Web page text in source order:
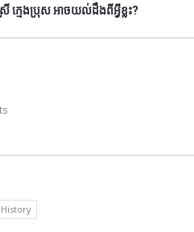
ក្មេងប្រុស អាចយល់ដឹងពីអ្វីខ្លះ?
History